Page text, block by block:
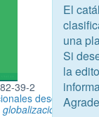
39-2
desde el Sur
en Chile
El
una
Si
la